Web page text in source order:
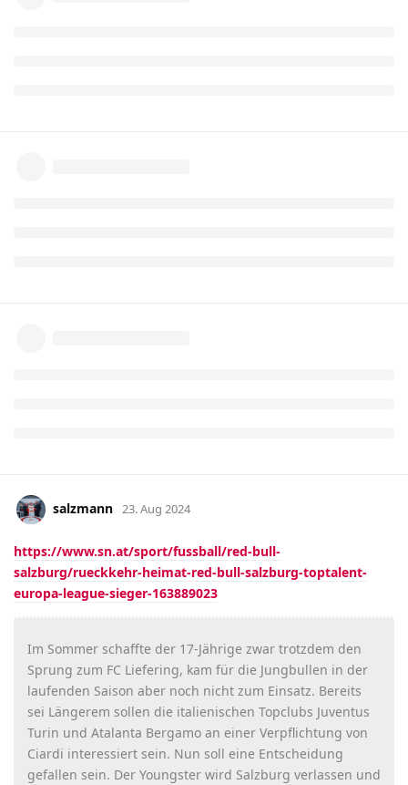
salzmann 23. Aug 2024
https://www.sn.at/sport/fussball/red-bull-
salzburg/rueckkehr-heimat-red-bull-salzburg-toptalent-
europa-league-sieger-163889023
Im Sommer schaffte der 17-Jährige zwar trotzdem den
Sprung zum FC Liefering, kam für die Jungbullen in der
laufenden Saison aber noch nicht zum Einsatz. Bereits
sei Längerem sollen die italienischen Topclubs Juventus
Turin und Atalanta Bergamo an einer Verpflichtung von
Ciardi interessiert sein. Nun soll eine Entscheidung
gefallen sein. Der Youngster wird Salzburg verlassen und